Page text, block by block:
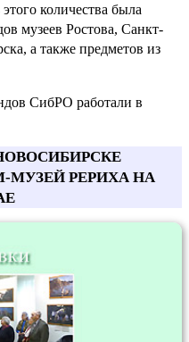
количества была
музеев Ростова, Санкт-
а также предметов из
СибРО работали в
РЕРИХА НА